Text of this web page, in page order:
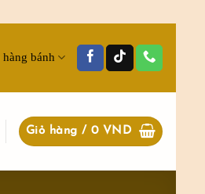
hàng bánh
Giỏ hàng /0 VND